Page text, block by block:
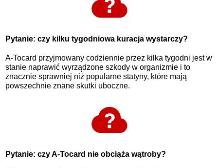
Pytanie: czy kilku tygodniowa kuracja wystarczy?
A-Tocard przyjmowany codziennie przez kilka tygodni jest w
stanie naprawić wyrządzone szkody w organizmie i to
znacznie sprawniej niż popularne statyny, które mają
powszechnie znane skutki uboczne.
Pytanie: czy A-Tocard nie obciąża wątroby?